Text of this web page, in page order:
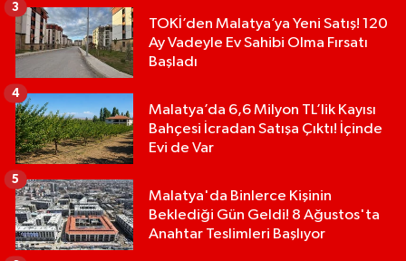
TOKİ’den Malatya’ya Yeni Satış! 120
Ay Vadeyle Ev Sahibi Olma Fırsatı
Başladı
3
Malatya’da 6,6 Milyon TL’lik Kayısı
Bahçesi İcradan Satışa Çıktı! İçinde
Evi de Var
4
Malatya'da Binlerce Kişinin
Beklediği Gün Geldi! 8 Ağustos'ta
Anahtar Teslimleri Başlıyor
5